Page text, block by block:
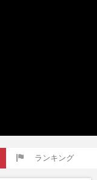
ランキング